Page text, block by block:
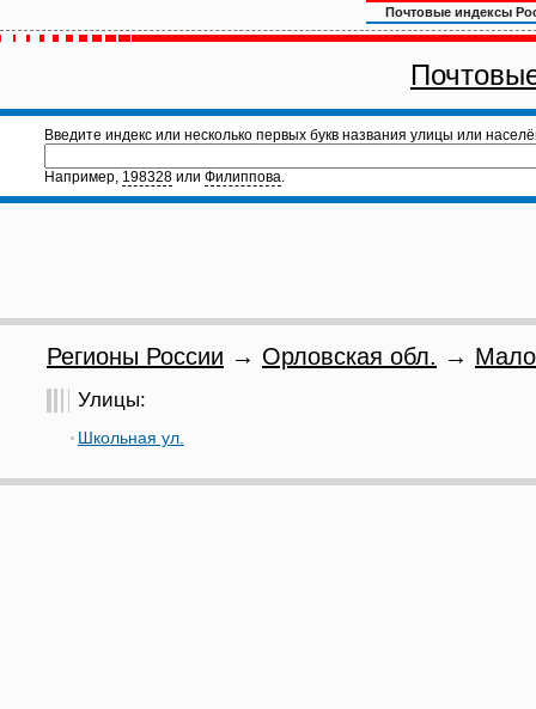
Почтовые индексы
Введите индекс или несколько первых букв названия улицы или
Например, 198328 или Филиппова.
Регионы России → Орловская обл. →
Улицы:
Школьная ул.